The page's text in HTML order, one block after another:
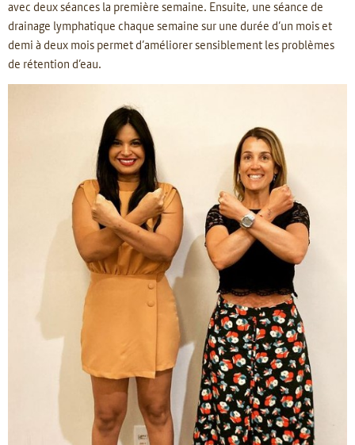
avec deux séances la première semaine. Ensuite, une séance de
drainage lymphatique chaque semaine sur une durée d’un mois et
demi à deux mois permet d’améliorer sensiblement les problèmes
de rétention d’eau.